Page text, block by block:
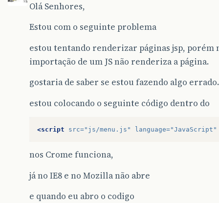
Olá Senhores,
Estou com o seguinte problema
estou tentando renderizar páginas jsp, porém
importação de um JS não renderiza a página.
gostaria de saber se estou fazendo algo
estou colocando o seguinte código dentro do
<script src="js/menu.js" language="JavaScript"
nos Crome funciona,
já no IE8 e no Mozilla não abre
e quando eu abro o codigo